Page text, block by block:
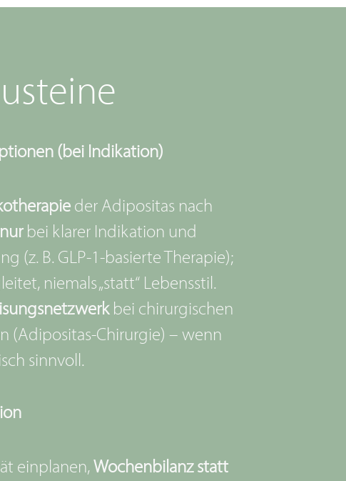
(bei Indikation)
der Adipositas nach
nurbei klarer Indikation und
(z. B. GLP-1-basierte Therapie);
niemals „statt“ Lebensstil.
bei chirurgischen
(Adipositas-Chirurgie) – wenn
sinnvoll.
einplanen,Wochenbilanz statt